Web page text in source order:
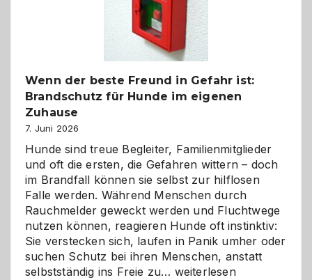
herzlich
gestalten
Wenn der beste Freund in Gefahr ist:
Brandschutz für Hunde im eigenen
Zuhause
7. Juni 2026
Hunde sind treue Begleiter, Familienmitglieder
und oft die ersten, die Gefahren wittern – doch
im Brandfall können sie selbst zur hilflosen
Falle werden. Während Menschen durch
Rauchmelder geweckt werden und Fluchtwege
nutzen können, reagieren Hunde oft instinktiv:
Sie verstecken sich, laufen in Panik umher oder
suchen Schutz bei ihren Menschen, anstatt
selbstständig ins Freie zu… Wenn
weiterlesen